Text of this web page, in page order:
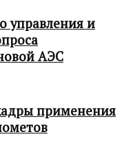
управления и
АЭС
применения